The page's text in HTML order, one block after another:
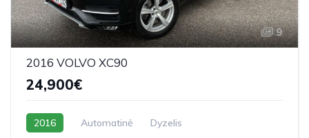
9
2016 VOLVO XC90
24,900€
2016 Automatinė Dyzelis